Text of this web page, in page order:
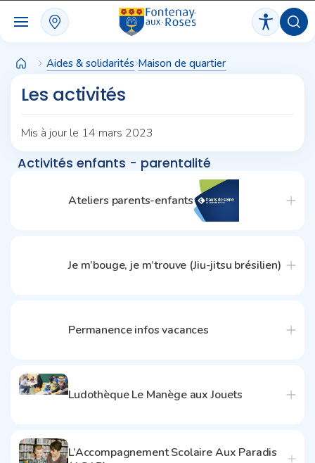
Aides & solidarités Maison de quartier
Les activités
Mis à jour le 14 mars 2023
Activités enfants - parentalité
Ateliers parents-enfants
Je m’bouge, je m’trouve (Jiu-jitsu brésilien)
Permanence infos vacances
Ludothèque Le Manège aux Jouets
L’Accompagnement Scolaire Aux Paradis
Panneau de gestion des cookies